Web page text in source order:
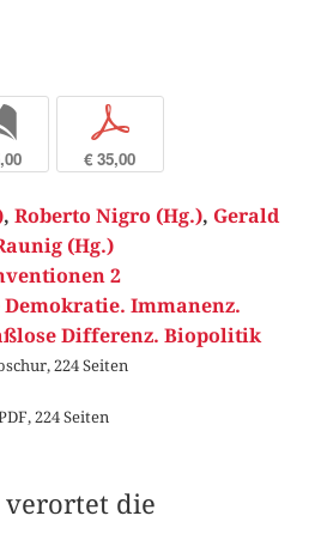
p
€ 35,00
, Roberto Nigro (Hg.), Gerald
(Hg.)
2
Demokratie. Immanenz.
Differenz. Biopolitik
224 Seiten
224 Seiten
die